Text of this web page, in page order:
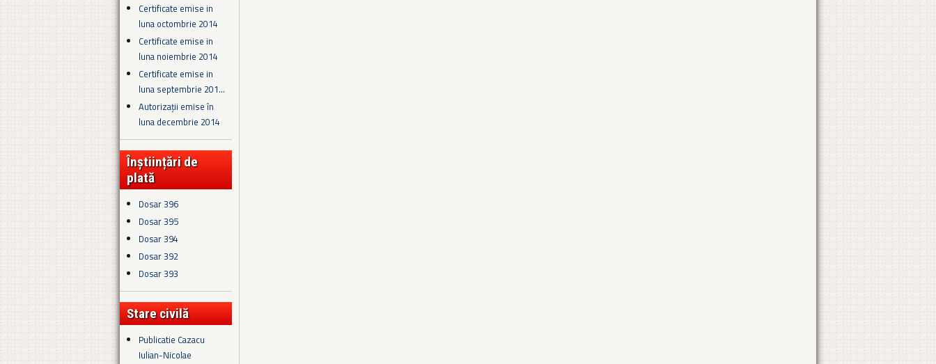
Certificate emise in
luna octombrie 2014
Certificate emise in
luna noiembrie 2014
Certificate emise in
luna septembrie 201...
Autorizații emise în
luna decembrie 2014
Înștiințări de
plată
Dosar 396
Dosar 395
Dosar 394
Dosar 392
Dosar 393
Stare civilă
Publicatie Cazacu
Iulian-Nicolae